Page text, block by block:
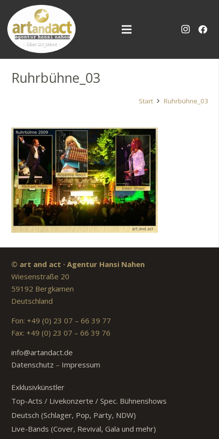
Ruhrbühne_03
Start Ruhrbühne_03
© art and act · Agentur Hansi Nahen
Wiesenstraße 20
59192 Bergkamen
Deutschland
Fon: +49 (0) 23 07 – 66 39 77
Fax: +49 (0) 23 07 – 66 39 76
info@artandact.de
Datenschutz – Impressum
Exklusivkünstler
Top-Acts / Livekonzerte / Spec. Bühnenshows
Deutsch (Schlager, Pop, Party, NDW)
Live-Bands (Cover, Revival, Gala und mehr)